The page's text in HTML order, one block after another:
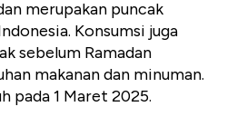
merupakan puncak
Konsumsi juga
sebelum Ramadan
makanan dan minuman.
pada 1 Maret 2025.